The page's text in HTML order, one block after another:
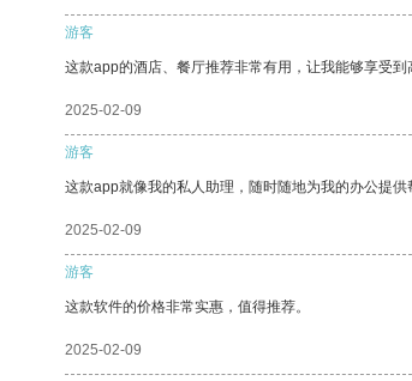
游客
这款app的酒店、餐厅推荐非常有用，让我能够享受到
2025-02-09
游客
这款app就像我的私人助理，随时随地为我的办公提
2025-02-09
游客
这款软件的价格非常实惠，值得推荐。
2025-02-09